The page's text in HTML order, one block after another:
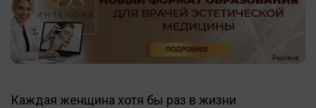
Каждая женщина хотя бы раз в жизни